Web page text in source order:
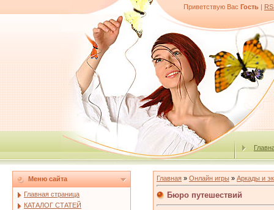
Приветствую Вас Гость |
Меню сайта
Главная страница
КАТАЛОГ СТАТЕЙ
Главная » Онлайн игры » Аркады и
Бюро путешествий